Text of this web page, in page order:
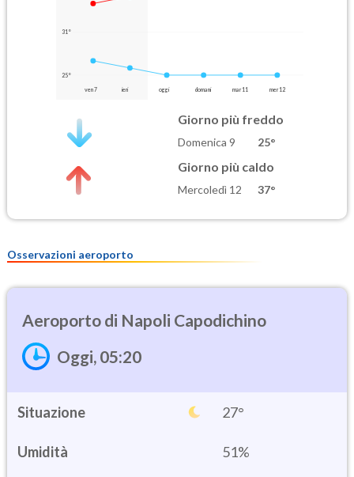
31°
25°
ven 7 ieri oggi domani mar 11 mer 12
Giorno più freddo
Domenica 9 25°
Giorno più caldo
Mercoledì 12 37°
Osservazioni aeroporto
Napoli Capodichino
Oggi, 05:20
Situazione 27°
Umidità 51%